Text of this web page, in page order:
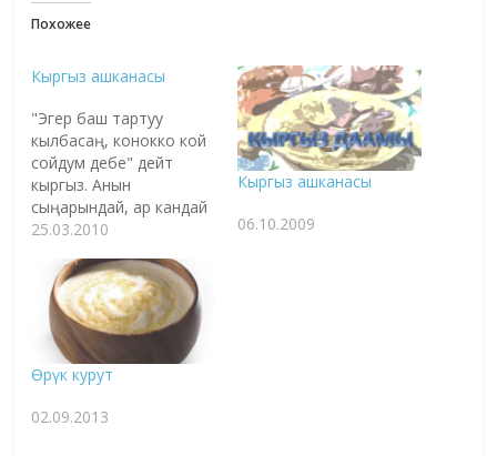
Похожее
Кыргыз ашканасы
"Эгер баш тартуу
кылбасаң, конокко кой
сойдум дебе" дейт
кыргыз. Анын
сыңарындай, ар кандай
сыйлуу конокко кой
элибиздин эчен
жылдардан унутулбай
келаткан салттарынын
бири. Төмөндө азыркы
мезгилде кеңири
колдонулбай, унутулуп
бараткан кээ бир
тамактын түрлөрүн
25.03.2010
Кыргыз ашканасы
06.10.2009
Өрүк курут
02.09.2013